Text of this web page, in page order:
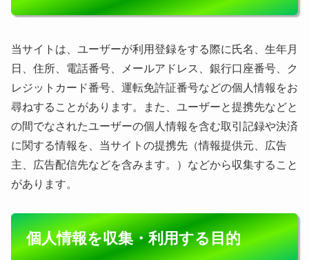
当サイトは、ユーザーが利用登録をする際に氏名、生年月
日、住所、電話番号、メールアドレス、銀行口座番号、ク
レジットカード番号、運転免許証番号などの個人情報をお
尋ねすることがあります。また、ユーザーと提携先などと
の間でなされたユーザーの個人情報を含む取引記録や決済
に関する情報を、当サイトの提携先（情報提供元、広告
主、広告配信先などを含みます。）などから収集すること
があります。
個人情報を収集・利用する目的